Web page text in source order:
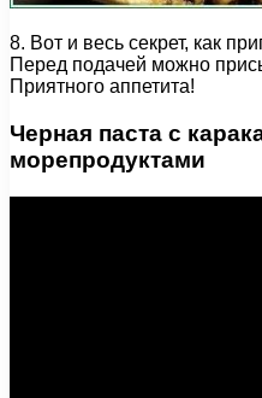
8. Вот и весь секрет, как
Перед подачей можно
Приятного аппетита!
Черная паста с
морепродуктами